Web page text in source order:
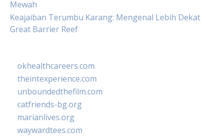
Mewah
Keajaiban Terumbu Karang: Mengenal Lebih Dekat
Great Barrier Reef
okhealthcareers.com
theintexperience.com
unboundedthefilm.com
catfriends-bg.org
marianlives.org
waywardtees.com